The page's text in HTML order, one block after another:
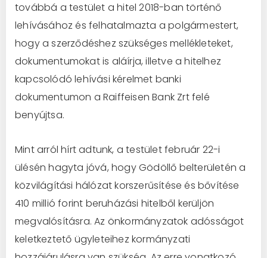
továbbá a testület a hitel 2018-ban történő
lehívásához és felhatalmazta a polgármestert,
hogy a szerződéshez szükséges mellékleteket,
dokumentumokat is aláírja, illetve a hitelhez
kapcsolódó lehívási kérelmet banki
dokumentumon a Raiffeisen Bank Zrt felé
benyújtsa.
Mint arról hírt adtunk, a testület február 22-i
ülésén hagyta jóvá, hogy Gödöllő belterületén a
közvilágítási hálózat korszerűsítése és bővítése
410 millió forint beruházási hitelből kerüljön
megvalósításra. Az önkormányzatok adósságot
keletkeztető ügyleteihez kormányzati